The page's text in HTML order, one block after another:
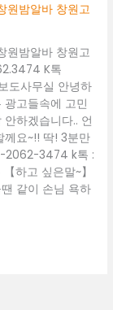
원밤알바 창원고
원밤알바 창원고
K톡
도사무실 안녕하
광고들속에 고민
하겠습니다.. 언
께요~!! 딱! 3분만
2062-3474 k톡 :
하고 싶은말~】
같이 손님 욕하